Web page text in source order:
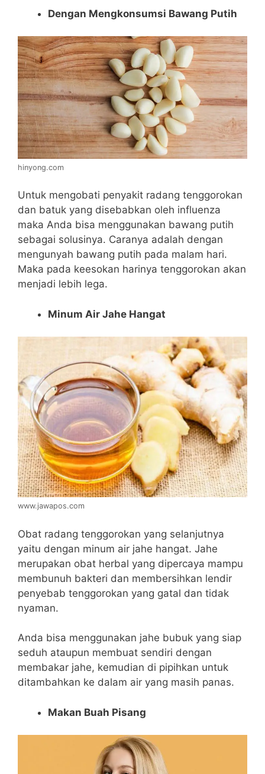
Dengan Mengkonsumsi Bawang Putih
hinyong.com
Untuk mengobati penyakit radang tenggorokan
dan batuk yang disebabkan oleh influenza
maka Anda bisa menggunakan bawang putih
sebagai solusinya. Caranya adalah dengan
mengunyah bawang putih pada malam hari.
Maka pada keesokan harinya tenggorokan akan
menjadi lebih lega.
Minum Air Jahe Hangat
www.jawapos.com
Obat radang tenggorokan yang selanjutnya
yaitu dengan minum air jahe hangat. Jahe
merupakan obat herbal yang dipercaya mampu
membunuh bakteri dan membersihkan lendir
penyebab tenggorokan yang gatal dan tidak
nyaman.
Anda bisa menggunakan jahe bubuk yang siap
seduh ataupun membuat sendiri dengan
membakar jahe, kemudian di pipihkan untuk
ditambahkan ke dalam air yang masih panas.
Makan Buah Pisang